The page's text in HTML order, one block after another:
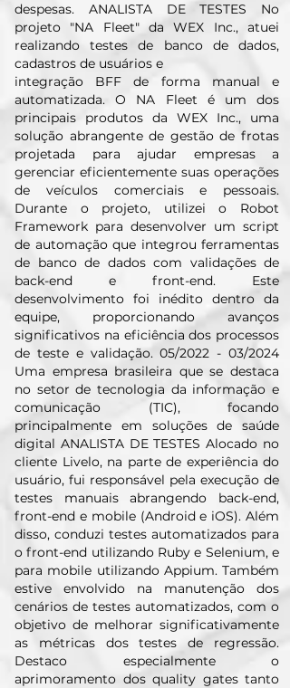
despesas. ANALISTA DE TESTES No
projeto "NA Fleet" da WEX Inc., atuei
realizando testes de banco de dados,
cadastros de usuários e
integração BFF de forma manual e
automatizada. O NA Fleet é um dos
principais produtos da WEX Inc., uma
solução abrangente de gestão de frotas
projetada para ajudar empresas a
gerenciar eficientemente suas operações
de veículos comerciais e pessoais.
Durante o projeto, utilizei o Robot
Framework para desenvolver um script
de automação que integrou ferramentas
de banco de dados com validações de
back-end e front-end. Este
desenvolvimento foi inédito dentro da
equipe, proporcionando avanços
significativos na eficiência dos processos
de teste e validação. 05/2022 - 03/2024
Uma empresa brasileira que se destaca
no setor de tecnologia da informação e
comunicação (TIC), focando
principalmente em soluções de saúde
digital ANALISTA DE TESTES Alocado no
cliente Livelo, na parte de experiência do
usuário, fui responsável pela execução de
testes manuais abrangendo back-end,
front-end e mobile (Android e iOS). Além
disso, conduzi testes automatizados para
o front-end utilizando Ruby e Selenium, e
para mobile utilizando Appium. Também
estive envolvido na manutenção dos
cenários de testes automatizados, com o
objetivo de melhorar significativamente
as métricas dos testes de regressão.
Destaco especialmente o
aprimoramento dos quality gates tanto